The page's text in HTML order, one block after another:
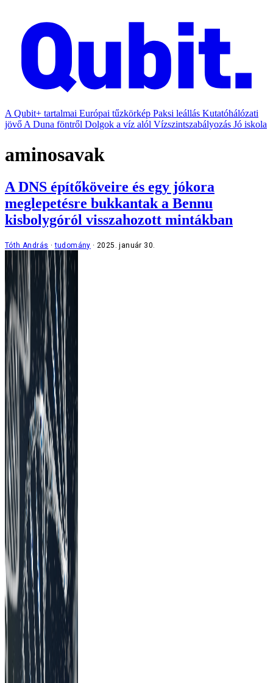
A Qubit+ tartalmai Európai tűzkörkép Paksi leállás Kutatóhálózati
jövő A Duna föntről Dolgok a víz alól Vízszintszabályozás Jó iskola
aminosavak
A DNS építőköveire és egy jókora
meglepetésre bukkantak a Bennu
kisbolygóról visszahozott mintákban
Tóth András tudomány 2025. január 30.